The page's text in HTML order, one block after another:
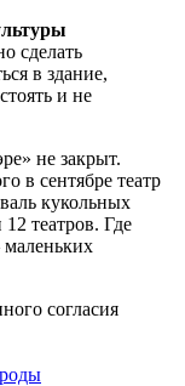
сделать
в здание,
и не
не закрыт.
в сентябре театр
кукольных
театров. Где
маленьких
согласия